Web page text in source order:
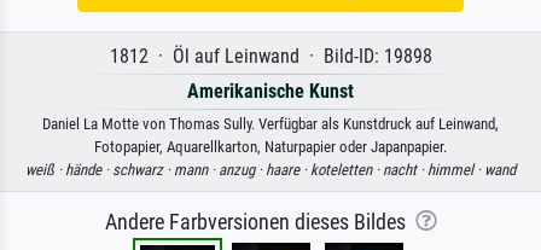
1812 · Öl auf Leinwand · Bild-ID: 19898
Amerikanische Kunst
Daniel La Motte von Thomas Sully. Verfügbar als Kunstdruck auf Leinwand,
Fotopapier, Aquarellkarton, Naturpapier oder Japanpapier.
weiß · hände · schwarz · mann · anzug · haare · koteletten · nacht · himmel · wand
Andere Farbversionen dieses Bildes